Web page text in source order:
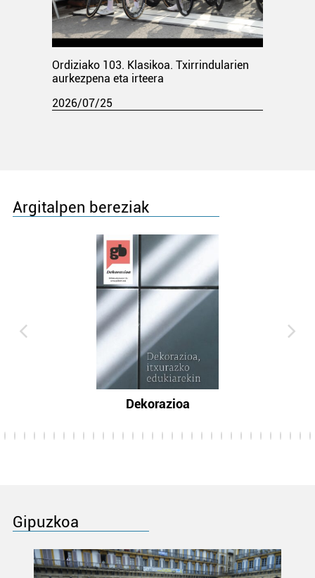
Ordiziako 103. Klasikoa. Txirrindularien
aurkezpena eta irteera
2026/07/25
Argitalpen bereziak
Dekorazioa
Gipuzkoa